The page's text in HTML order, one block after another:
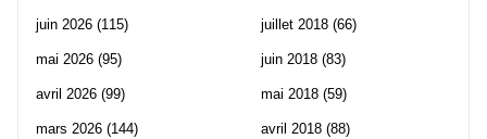
juin 2026 (115)
mai 2026 (95)
avril 2026 (99)
mars 2026 (144)
juillet 2018 (66)
juin 2018 (83)
mai 2018 (59)
avril 2018 (88)